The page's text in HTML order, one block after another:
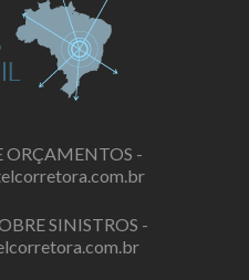
ORÇAMENTOS -
SINISTROS -